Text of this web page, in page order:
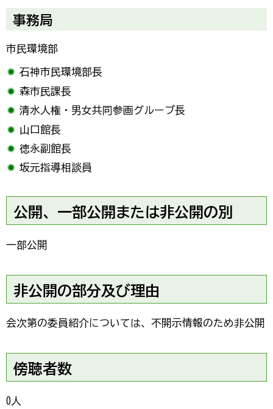
事務局
市民環境部
石神市民環境部長
森市民課長
清水人権・男女共同参画グループ長
山口館長
徳永副館長
坂元指導相談員
公開、一部公開または非公開の別
一部公開
非公開の部分及び理由
会次第の委員紹介については、不開示情報のため非公開
傍聴者数
0人